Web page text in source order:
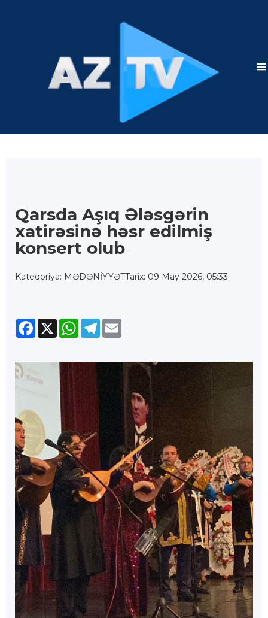
Qarsda Aşıq Ələsgərin
xatirəsinə həsr edilmiş
konsert olub
Kateqoriya: MƏDƏNİYYƏTTarix: 09 May 2026, 05:33
Facebook
X WhatsApp
Telegram